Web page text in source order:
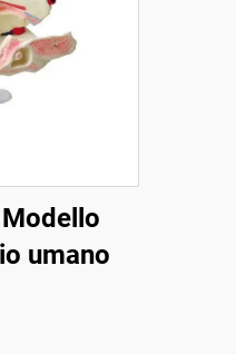
umano